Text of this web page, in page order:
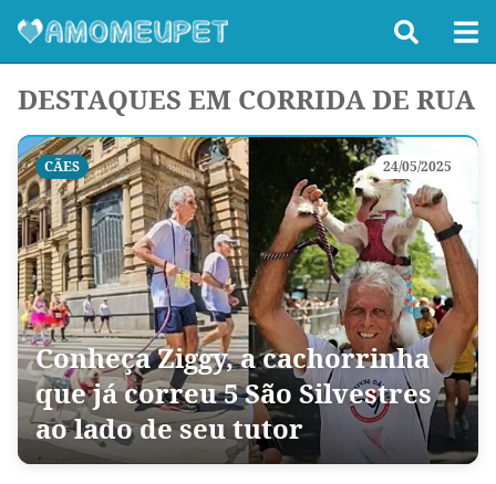
DESTAQUES EM CORRIDA DE RUA
CÃES 24/05/2025
Conheça Ziggy, a cachorrinha
que já correu 5 São Silvestres
ao lado de seu tutor